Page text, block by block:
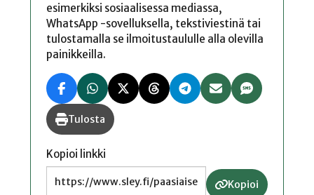
esimerkiksi sosiaalisessa mediassa,
WhatsApp -sovelluksella, tekstiviestinä tai
tulostamalla se ilmoitustaululle alla olevilla
painikkeilla.
Tulosta
Kopioi linkki
Kopioi